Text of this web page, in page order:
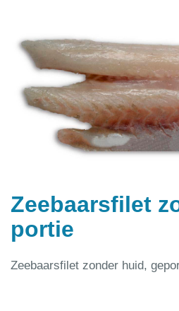
Zeebaarsfilet
portie
Zeebaarsfilet zonder huid,